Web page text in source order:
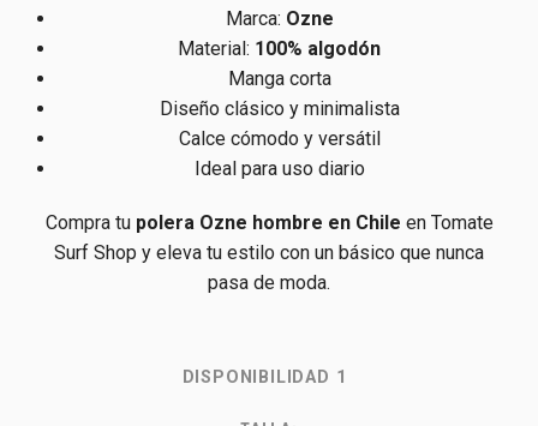
Marca: Ozne
Material: 100% algodón
Manga corta
Diseño clásico y minimalista
Calce cómodo y versátil
Ideal para uso diario
Compra tu polera Ozne hombre en Chile en Tomate
Surf Shop y eleva tu estilo con un básico que nunca
pasa de moda.
DISPONIBILIDAD 1